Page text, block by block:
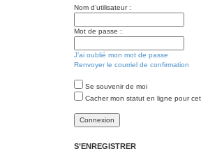
Nom d’utilisateur :
Mot de passe :
J’ai oublié mon mot de passe
Renvoyer le courriel de confirmation
Se souvenir de moi
Cacher mon statut en ligne pour
S’ENREGISTRER